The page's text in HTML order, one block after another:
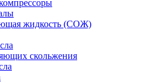
жидкость (СОЖ)
скольжения